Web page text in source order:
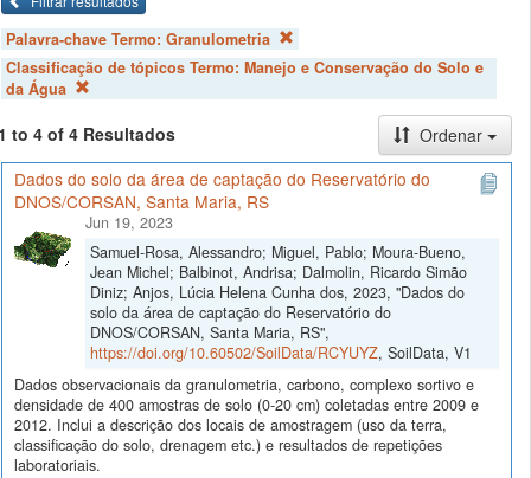
Palavra-chave Termo: Granulometria
Classificação de tópicos Termo: Manejo e Conservação do Solo e
da Água
to 4 of 4 Resultados
Ordenar
Dados do solo da área de captação do Reservatório do
DNOS/CORSAN, Santa Maria, RS
Jun 19, 2023
Samuel-Rosa, Alessandro; Miguel, Pablo; Moura-Bueno,
Jean Michel; Balbinot, Andrisa; Dalmolin, Ricardo Simão
Diniz; Anjos, Lúcia Helena Cunha dos, 2023, "Dados do
solo da área de captação do Reservatório do
DNOS/CORSAN, Santa Maria, RS",
https://doi.org/10.60502/SoilData/RCYUYZ, SoilData, V1
Dados observacionais da granulometria, carbono, complexo sortivo e
densidade de 400 amostras de solo (0-20 cm) coletadas entre 2009 e
2012. Inclui a descrição dos locais de amostragem (uso da terra,
classificação do solo, drenagem etc.) e resultados de repetições
laboratoriais.